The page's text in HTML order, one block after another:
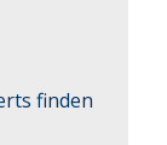
finden